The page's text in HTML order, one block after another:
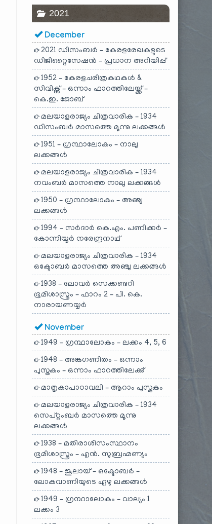
2021
December
2021 ഡിസംബർ – കേരളരേഖകളുടെ
ഡിജിറ്റൈസേഷൻ – പ്രധാന അറിയിപ്പ്
1952 – കേരളചരിത്രകഥകൾ &
സിവിക്സ് – ഒന്നാം ഫാറത്തിലേയ്ക്ക് –
കെ.ഇ. ജോബ്
മലയാളരാജ്യം ചിത്രവാരിക – 1934
ഡിസംബർ മാസത്തെ മൂന്നു ലക്കങ്ങൾ
1951 – ഗ്രന്ഥാലോകം – നാലു
ലക്കങ്ങൾ
മലയാളരാജ്യം ചിത്രവാരിക – 1934
നവംബർ മാസത്തെ നാലു ലക്കങ്ങൾ
1950 – ഗ്രന്ഥാലോകം – അഞ്ചു
ലക്കങ്ങൾ
1994 – സർദാർ കെ.എം. പണിക്കർ –
കോന്നിയൂർ നരേന്ദ്രനാഥ്
മലയാളരാജ്യം ചിത്രവാരിക – 1934
ഒക്ടോബർ മാസത്തെ അഞ്ചു ലക്കങ്ങൾ
1938 – ലോവർ സെക്കണ്ടറി
ഭൂമിശാസ്ത്രം – ഫാറം 2 – പി. കെ.
നാരായണയ്യർ
November
1949 – ഗ്രന്ഥാലോകം – ലക്കം 4, 5, 6
1948 – അങ്കഗണിതം – ഒന്നാം
പുസ്തകം – ഒന്നാം ഫാറത്തിലേക്കു്
മാതൃകാപാഠാവലി – ആറാം പുസ്തകം
മലയാളരാജ്യം ചിത്രവാരിക – 1934
സെപ്റ്റംബർ മാസത്തെ മൂന്നു
ലക്കങ്ങൾ
1938 – മതിരാശിസംസ്ഥാനം
ഭൂമിശാസ്ത്രം – എൻ. സുബ്രഹ്മണ്യം
1948 – ജൂലായ് – ഒക്ടോബർ –
ലോകവാണിയുടെ ഏഴു ലക്കങ്ങൾ
1949 – ഗ്രന്ഥാലോകം – വാല്യം 1
ലക്കം 3